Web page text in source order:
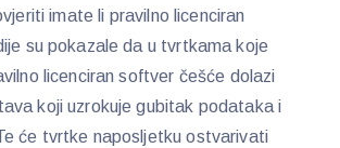
imate li pravilno licenciran
su pokazale da u tvrtkama koje
licenciran softver češće dolazi
koji uzrokuje gubitak podataka i
će tvrtke naposljetku ostvarivati